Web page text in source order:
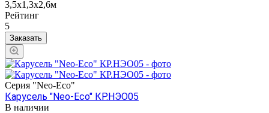
3,5х1,3х2,6м
Рейтинг
5
Заказать
Серия "Neo-Eco"
Карусель "Neo-Eco" КР.НЭО05
В наличии